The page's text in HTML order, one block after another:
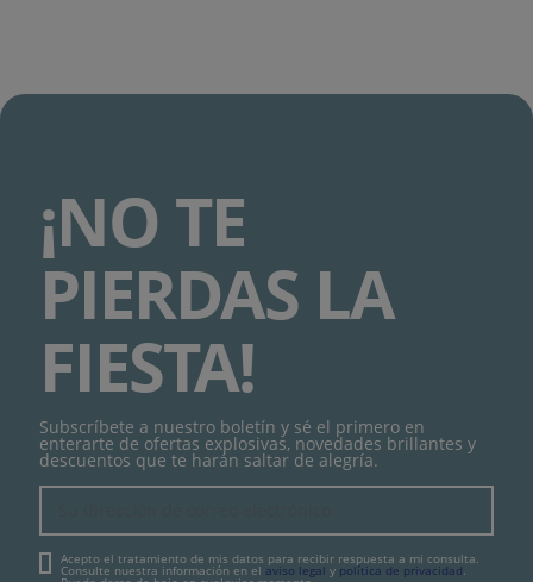
¡NO TE
PIERDAS LA
FIESTA!
Subscríbete a nuestro boletín y sé el primero en
enterarte de ofertas explosivas, novedades brillantes y
descuentos que te harán saltar de alegría.
Acepto el tratamiento de mis datos para recibir respuesta a mi consulta.
Consulte nuestra información en el aviso legal y política de privacidad